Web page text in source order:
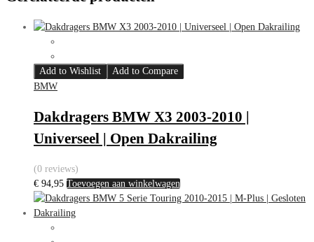
Add to Wishlist
Add to Compare
BMW
Dakdragers BMW X3 2003-2010 |
Universeel | Open Dakrailing
(0 reviews)
€ 94,95 Toevoegen aan winkelwagen